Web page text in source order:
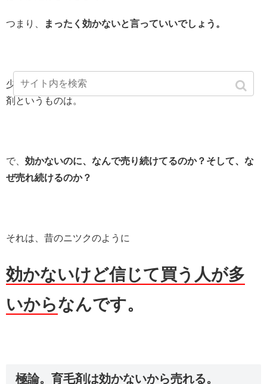
つまり、 まったく効かないと言っていいでしょう。
少なくとも、ニツクにはまったく効きませんでした。育毛
剤というものは。
で、 効かないのに、なんで売り続けてるのか？そして、な
ぜ売れ続けるのか？
それは、昔のニツクのように
効かないけど信じて買う人が多
いからなんです。
極論。育毛剤は効かないから売れる。